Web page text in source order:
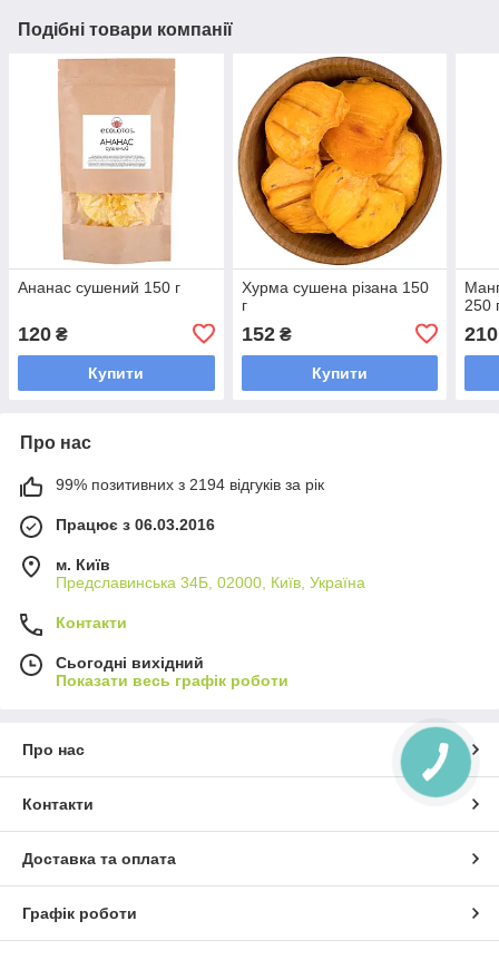
Подібні товари компанії
Ананас сушений 150 г
120 ₴
Купити
Хурма сушена різана 150
г
152₴
Купити
250
210
Про нас
99% позитивних з 2194 відгуків за рік
Працює з 06.03.2016
м. Київ
Предславинська 34Б, 02000, Київ, Україна
Контакти
Сьогодні вихідний
Показати весь графік роботи
Про нас
Контакти
Доставка та оплата
Графік роботи